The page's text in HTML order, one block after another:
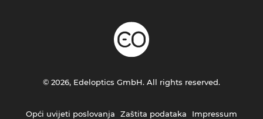
Opći uvijeti poslovanja Zaštita podataka Impressum
© 2026, Edeloptics GmbH. All rights reserved.